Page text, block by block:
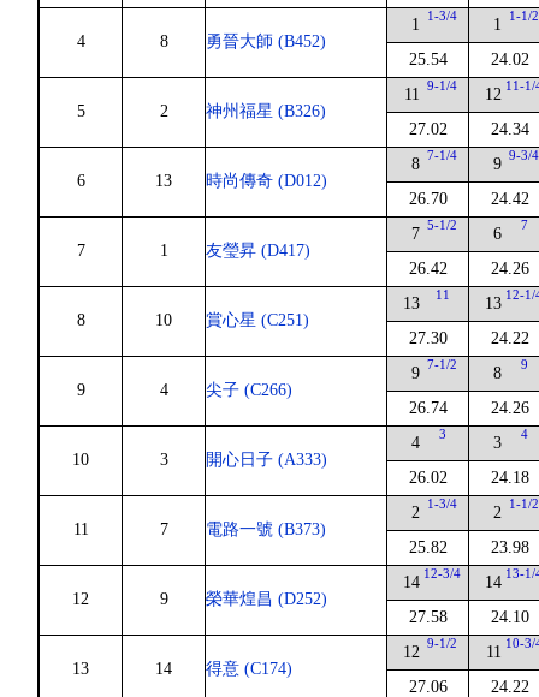
4 8 勇晉大師 (B452)
1 1-3/4
25.54
1 1-1/2
24.02
5 2 神州福星 (B326)
11 9-1/4
27.02
12 11-1/
24.34
6 13 時尚傳奇 (D012)
8 7-1/4
26.70
9 9-3/4
24.42
7 1 友瑩昇 (D417)
7 5-1/2
26.42
6 7
24.26
8 10 賞心星 (C251)
13 11
27.30
13 12-1/
24.22
9 4 尖子 (C266)
9 7-1/2
26.74
8 9
24.26
10 3 開心日子 (A333)
4 3
26.02
3 4
24.18
11 7 電路一號 (B373)
2 1-3/4
25.82
2 1-1/2
23.98
12 9 榮華煌昌 (D252)
14 12-3/4
27.58
14 13-1/
24.10
13 14 得意 (C174)
12 9-1/2
27.06
11 10-3/
24.22